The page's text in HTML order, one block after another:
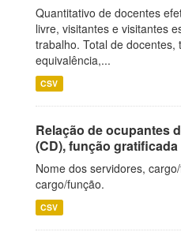
Quantitativo de docentes
livre, visitantes e visitantes
trabalho. Total de docentes,
equivalência,...
CSV
Relação de ocupantes
(CD), função gratificada
Nome dos servidores,
cargo/função.
CSV